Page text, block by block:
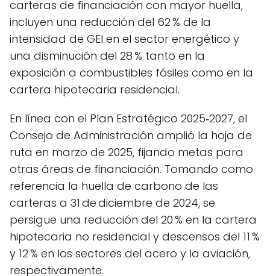
carteras de financiación con mayor huella,
incluyen una reducción del 62 % de la
intensidad de GEI en el sector energético y
una disminución del 28 % tanto en la
exposición a combustibles fósiles como en la
cartera hipotecaria residencial.
En línea con el Plan Estratégico 2025‑2027, el
Consejo de Administración amplió la hoja de
ruta en marzo de 2025, fijando metas para
otras áreas de financiación. Tomando como
referencia la huella de carbono de las
carteras a 31 de diciembre de 2024, se
persigue una reducción del 20 % en la cartera
hipotecaria no residencial y descensos del 11 %
y 12 % en los sectores del acero y la aviación,
respectivamente.